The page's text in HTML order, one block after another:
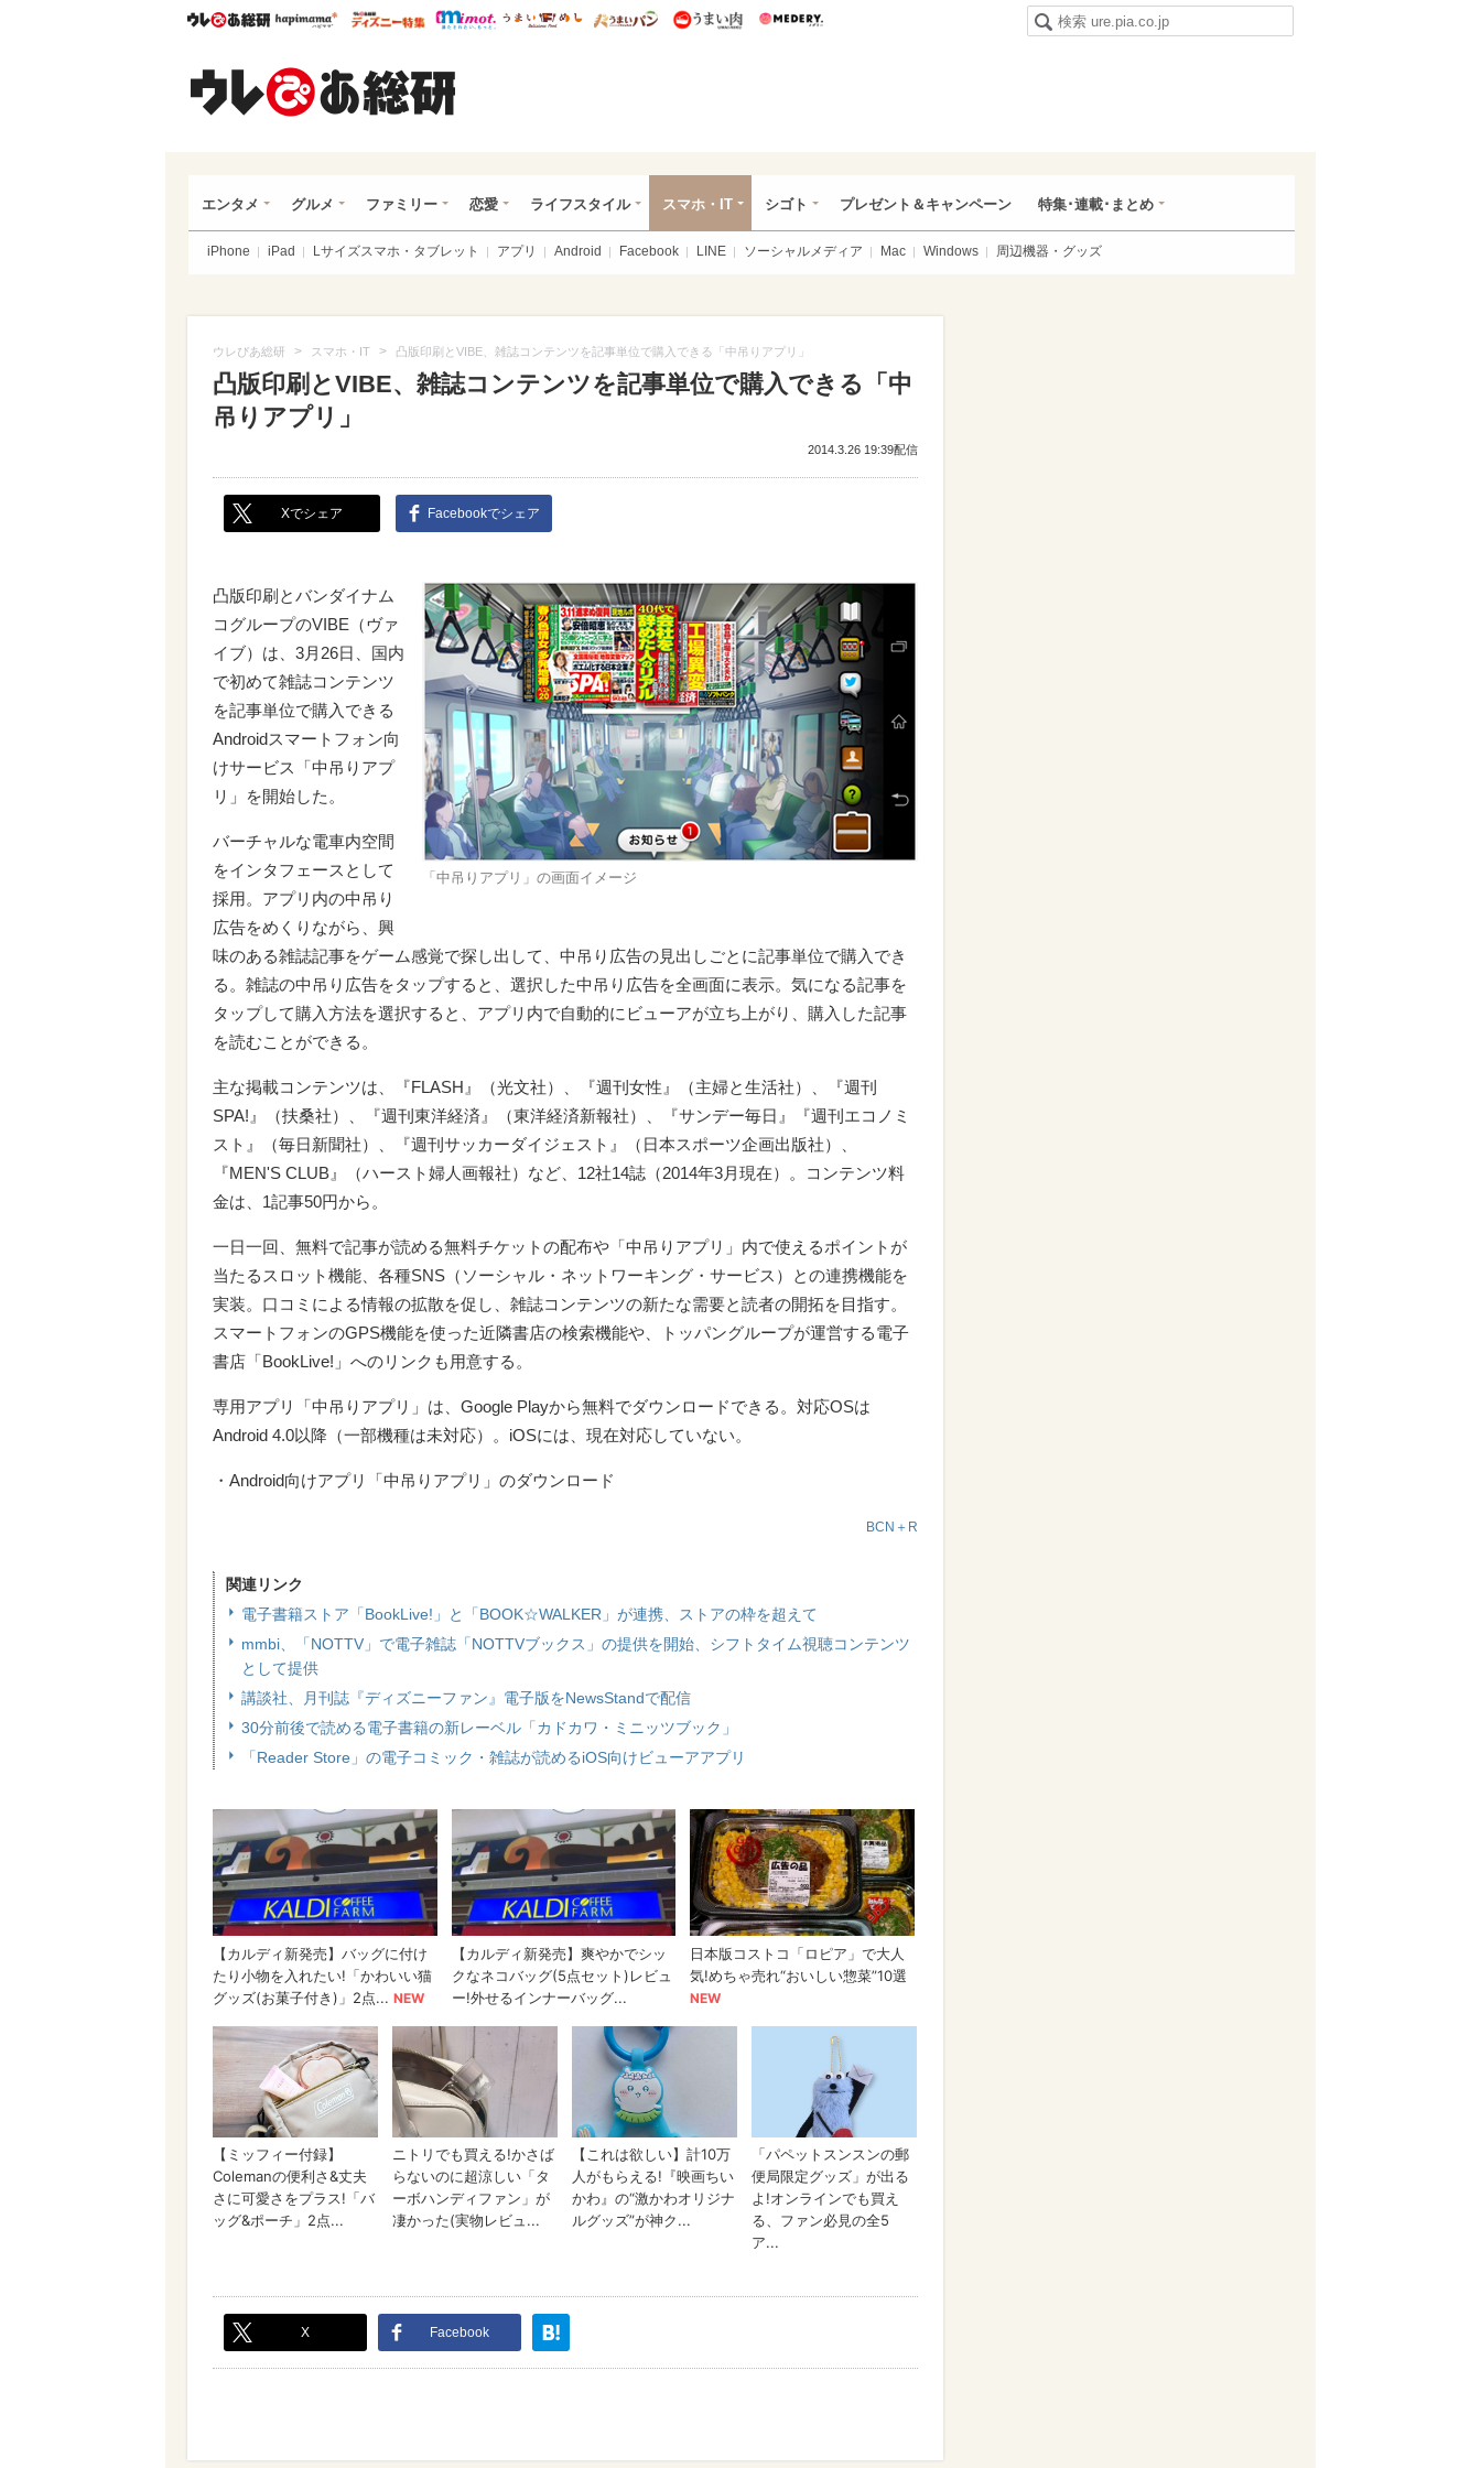
ウレぴあ総研ハピママ* ウレぴあ総研 ディズニー特集
mimot. うまいめし うまいパン うまい肉
エンタメ グルメ ファミリー 恋愛 ライフスタイル スマホ・IT シゴト プレゼント＆キャンペーン 特集･連載･まとめ
iPhone iPad Lサイズスマホ・タブレット アプリ Android Facebook LINE ソーシャルメディア Mac Windows 周辺機器・グッズ
ウレぴあ総研 > スマホ・IT > 凸版印刷とVIBE、雑誌コンテンツを記事単位で購入できる「中吊りアプリ」
凸版印刷とVIBE、雑誌コンテンツを記事単位で購入できる「中
吊りアプリ」
2014.3.26 19:39配信
Xでシェア Facebookでシェア
「中吊りアプリ」の画面イメージ
凸版印刷とバンダイナム
コグループのVIBE（ヴァ
イブ）は、3月26日、国内
で初めて雑誌コンテンツ
を記事単位で購入できる
Androidスマートフォン向
けサービス「中吊りアプ
リ」を開始した。
バーチャルな電車内空間
をインタフェースとして
採用。アプリ内の中吊り
広告をめくりながら、興
味のある雑誌記事をゲーム感覚で探し出して、中吊り広告の見出しごとに記事単位で購入でき
る。雑誌の中吊り広告をタップすると、選択した中吊り広告を全画面に表示。気になる記事を
タップして購入方法を選択すると、アプリ内で自動的にビューアが立ち上がり、購入した記事
を読むことができる。
主な掲載コンテンツは、『FLASH』（光文社）、『週刊女性』（主婦と生活社）、『週刊
SPA!』（扶桑社）、『週刊東洋経済』（東洋経済新報社）、『サンデー毎日』『週刊エコノミ
スト』（毎日新聞社）、『週刊サッカーダイジェスト』（日本スポーツ企画出版社）、
『MEN'S CLUB』（ハースト婦人画報社）など、12社14誌（2014年3月現在）。コンテンツ料
金は、1記事50円から。
一日一回、無料で記事が読める無料チケットの配布や「中吊りアプリ」内で使えるポイントが
当たるスロット機能、各種SNS（ソーシャル・ネットワーキング・サービス）との連携機能を
実装。口コミによる情報の拡散を促し、雑誌コンテンツの新たな需要と読者の開拓を目指す。
スマートフォンのGPS機能を使った近隣書店の検索機能や、トッパングループが運営する電子
書店「BookLive!」へのリンクも用意する。
専用アプリ「中吊りアプリ」は、Google Playから無料でダウンロードできる。対応OSは
Android 4.0以降（一部機種は未対応）。iOSには、現在対応していない。
・Android向けアプリ「中吊りアプリ」のダウンロード
BCN＋R
関連リンク
電子書籍ストア「BookLive!」と「BOOK☆WALKER」が連携、ストアの枠を超えて
mmbi、「NOTTV」で電子雑誌「NOTTVブックス」の提供を開始、シフトタイム視聴コンテンツ
として提供
講談社、月刊誌『ディズニーファン』電子版をNewsStandで配信
30分前後で読める電子書籍の新レーベル「カドカワ・ミニッツブック」
「Reader Store」の電子コミック・雑誌が読めるiOS向けビューアアプリ
X Facebook